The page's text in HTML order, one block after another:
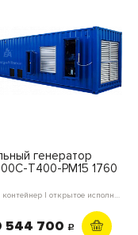
генератор
Т400-РМ15 1760
морской контейнер | открытое исполнение
544 700 c